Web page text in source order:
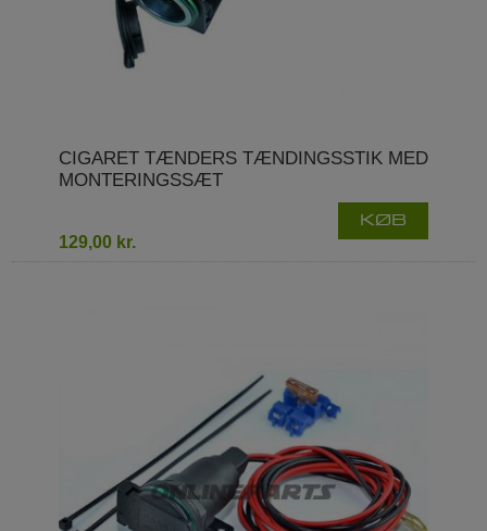
CIGARET TÆNDERS TÆNDINGSSTIK MED
MONTERINGSSÆT
129,00 kr.
KØB